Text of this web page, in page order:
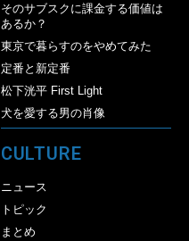
そのサブスクに課金する価値は
あるか？
東京で暮らすのをやめてみた
定番と新定番
松下洸平 First Light
犬を愛する男の肖像
CULTURE
ニュース
トピック
まとめ